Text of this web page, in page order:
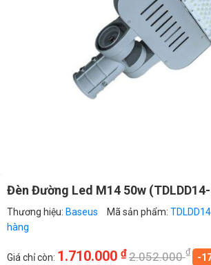
Đèn Đường Led M14 50w
Thương hiệu: Baseus Mã sản phẩm:
hàng
Giá chỉ còn: 1.710.000 ₫2.052.000₫
-